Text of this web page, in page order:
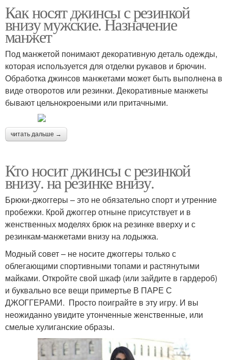
Как носят джинсы с резинкой
внизу мужские. Назначение
манжет
Под манжетой понимают декоративную деталь одежды,
которая используется для отделки рукавов и брючин.
Обработка джинсов манжетами может быть выполнена в
виде отворотов или резинки. Декоративные манжеты
бывают цельнокроеными или притачными.
читать дальше →
Кто носит джинсы с резинкой
внизу. на резинке внизу.
Брюки-джоггеры – это не обязательно спорт и утренние
пробежки. Крой джоггер отныне присутствует и в
женственных моделях брюк на резинке вверху и с
резинкам-манжетами внизу на лодыжка.
Модный совет – не носите джоггеры только с
облегающими спортивными топами и растянутыми
майками. Откройте свой шкаф (или зайдите в гардероб)
и буквально все вещи примертье В ПАРЕ С
ДЖОГГЕРАМИ. Просто поиграйте в эту игру. И вы
неожиданно увидите утонченные женственные, или
смелые хулиганские образы.